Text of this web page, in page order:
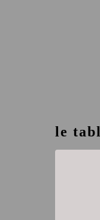
le